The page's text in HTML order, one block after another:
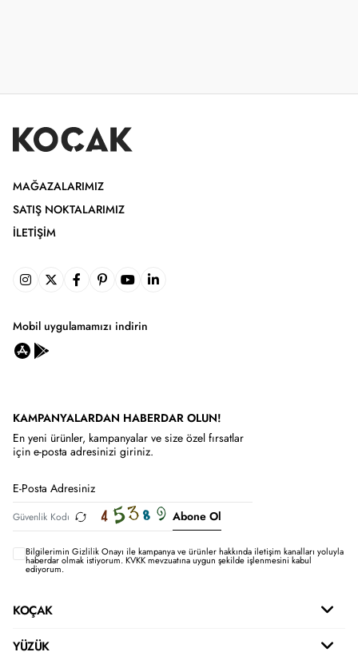
MAĞAZALARIMIZ
SATIŞ NOKTALARIMIZ
İLETIŞIM
Mobil uygulamamızı indirin
KAMPANYALARDAN HABERDAR OLUN!
En yeni ürünler, kampanyalar ve size özel fırsatlar
için e-posta adresinizi giriniz.
Abone Ol
Bilgilerimin Gizlilik Onayı ile kampanya ve ürünler hakkında iletişim kanalları yoluyla
haberdar olmak istiyorum.KVKK mevzuatına uygun şekilde işlenmesini kabul
ediyorum.
KOÇAK
YÜZÜK